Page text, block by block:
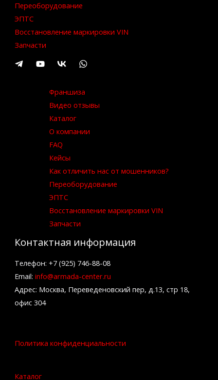
Переоборудование
ЭПТС
Восстановление маркировки VIN
Запчасти
Франшиза
Видео отзывы
Каталог
О компании
FAQ
Кейсы
Как отличить нас от мошенников?
Переоборудование
ЭПТС
Восстановление маркировки VIN
Запчасти
Контактная информация
Телефон: +7 (925) 746-88-08
Email: info@armada-center.ru
Адрес: Москва, Переведеновский пер, д.13, стр 18,
офис 304
Политика конфиденциальности
Каталог